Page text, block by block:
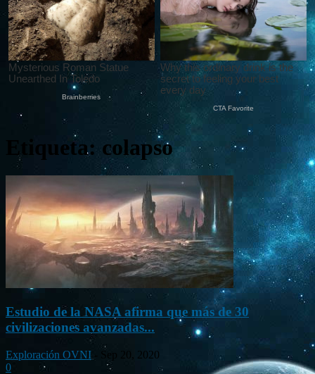
Etiqueta: colapso
Estudio de la NASA afirma que más de 30
civilizaciones avanzadas...
Exploración OVNI
Sep 20, 2020
0